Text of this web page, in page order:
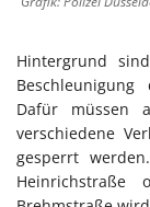
Hintergrund
Dafür müssen
verschiedene
gesperrt
Heinrichstraße